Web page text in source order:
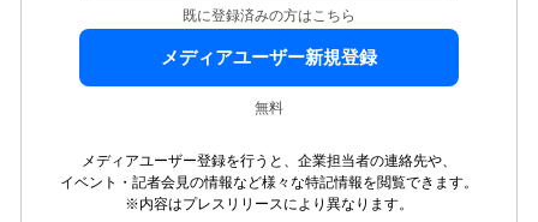
既に登録済みの方はこちら
メディアユーザー新規登録
無料
メディアユーザー登録を行うと、企業担当者の連絡先や、
イベント・記者会見の情報など様々な特記情報を閲覧できます。
※内容はプレスリリースにより異なります。